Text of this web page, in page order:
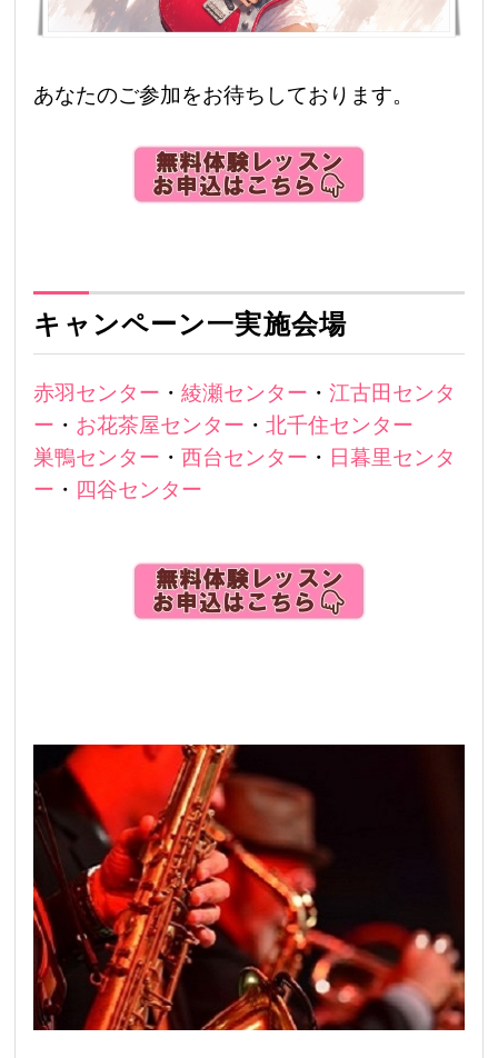
あなたのご参加をお待ちしております。
キャンペーン一実施会場
赤羽センター ・綾瀬センター ・江古田センタ
ー ・ お花茶屋センター ・北千住センター
巣鴨センター ・西台センター ・ 日暮里センタ
ー ・ 四谷センター